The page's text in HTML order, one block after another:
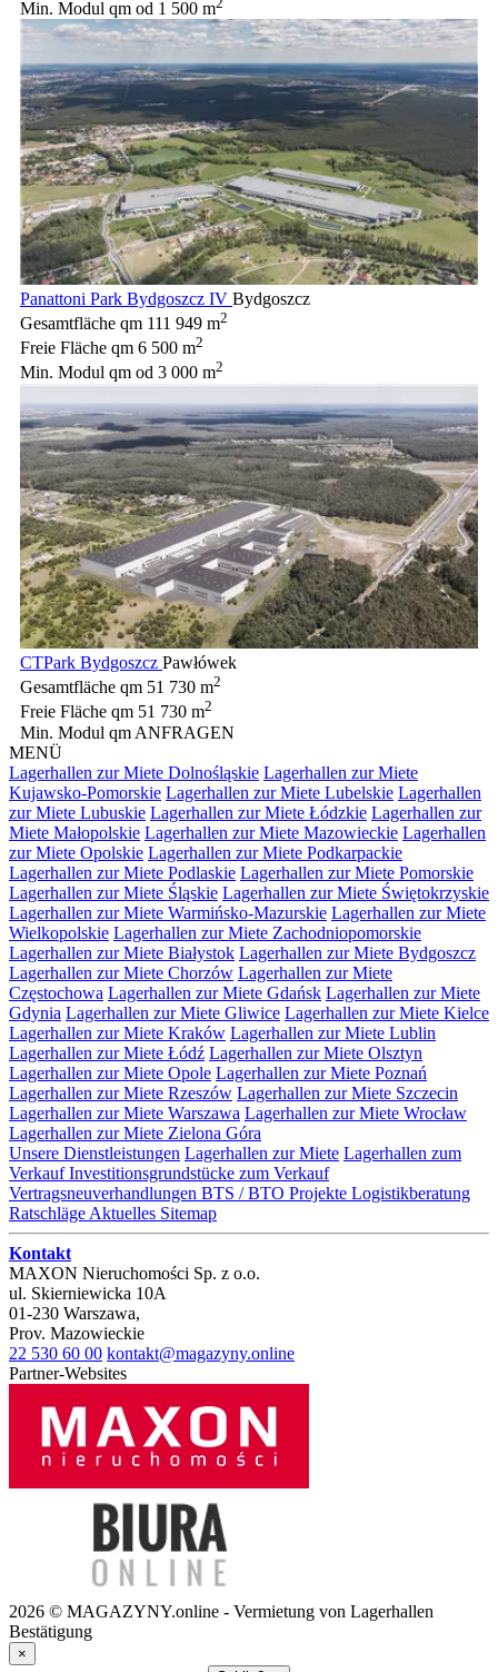
Min. Modul qm od 1 500 m
Panattoni Park Bydgoszcz IV Bydgoszcz
Gesamtfläche qm 111 949 m2
Freie Fläche qm 6 500 m2
Min. Modul qm od 3 000 m2
CTPark Bydgoszcz Pawłówek
Gesamtfläche qm 51 730 m2
Freie Fläche qm 51 730 m2
Min. Modul qm ANFRAGEN
MENÜ
Lagerhallen zur Miete Dolnośląskie Lagerhallen zur Miete
Kujawsko-Pomorskie Lagerhallen zur Miete Lubelskie Lagerhallen
zur Miete Lubuskie Lagerhallen zur Miete Łódzkie Lagerhallen zur
Miete Małopolskie Lagerhallen zur Miete Mazowieckie Lagerhallen
zur Miete Opolskie Lagerhallen zur Miete Podkarpackie
Lagerhallen zur Miete Podlaskie Lagerhallen zur Miete Pomorskie
Lagerhallen zur Miete Śląskie Lagerhallen zur Miete Świętokrzyskie
Lagerhallen zur Miete Warmińsko-Mazurskie Lagerhallen zur Miete
Wielkopolskie Lagerhallen zur Miete Zachodniopomorskie
Lagerhallen zur Miete Białystok Lagerhallen zur Miete Bydgoszcz
Lagerhallen zur Miete Chorzów Lagerhallen zur Miete
Częstochowa Lagerhallen zur Miete Gdańsk Lagerhallen zur Miete
Gdynia Lagerhallen zur Miete Gliwice Lagerhallen zur Miete Kielce
Lagerhallen zur Miete Kraków Lagerhallen zur Miete Lublin
Lagerhallen zur Miete Łódź Lagerhallen zur Miete Olsztyn
Lagerhallen zur Miete Opole Lagerhallen zur Miete Poznań
Lagerhallen zur Miete Rzeszów Lagerhallen zur Miete Szczecin
Lagerhallen zur Miete Warszawa Lagerhallen zur Miete Wrocław
Lagerhallen zur Miete Zielona Góra
Unsere Dienstleistungen Lagerhallen zur Miete Lagerhallen zum
VerkaufInvestitionsgrundstücke zum Verkauf
Vertragsneuverhandlungen BTS / BTO Projekte Logistikberatung
Ratschläge Aktuelles Sitemap
Kontakt
MAXON Nieruchomości Sp. z o.o.
ul. Skierniewicka 10A
01-230 Warszawa,
Prov. Mazowieckie
22 530 60 00 kontakt@magazyny.online
Partner-Websites
2026 © MAGAZYNY.online - Vermietung von Lagerhallen
Bestätigung
×